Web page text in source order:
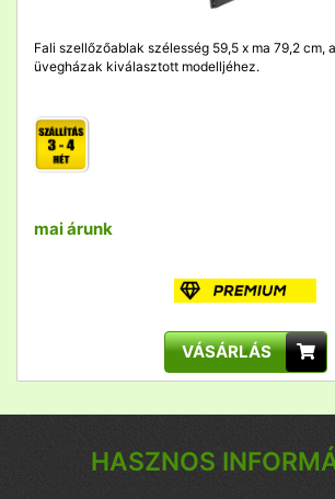
Fali szellőzőablak szélesség 59,5 x ma 79,2 cm,
üvegházak kiválasztott modelljéhez.
mai árunk
VÁSÁRLÁS
HASZNOS